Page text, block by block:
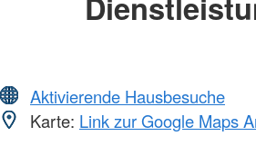
Aktivierende Hausbesuche
Karte: Link zur Google Maps